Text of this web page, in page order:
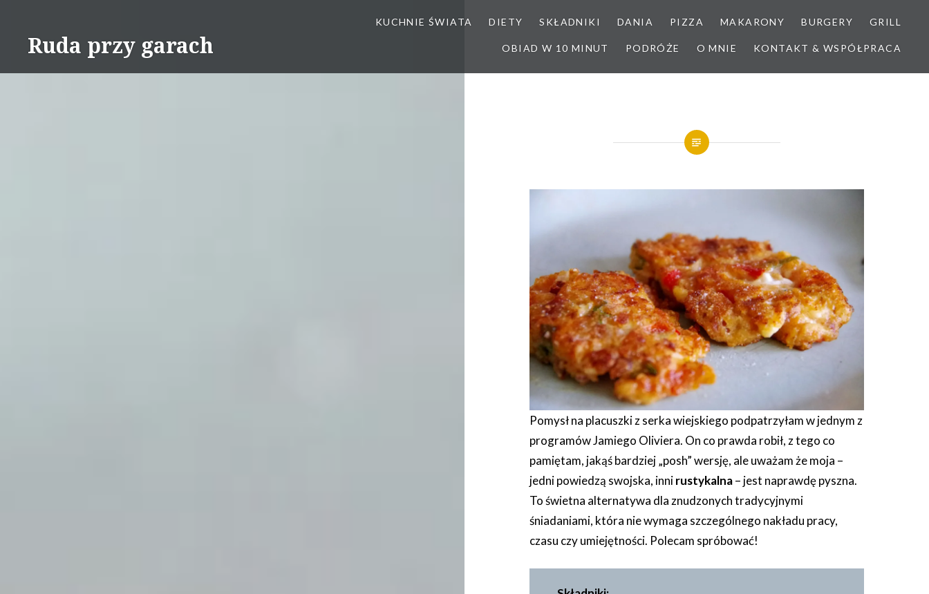
contentRuda przy garach
KUCHNIE ŚWIATA DIETY SKŁADNIKI DANIA PIZZA MAKARONY BURGERY GRILL
OBIAD W 10 MINUT PODRÓŻE O MNIE KONTAKT & WSPÓŁPRACA
Pomysł na placuszki z serka wiejskiego podpatrzyłam w jednym z
programów Jamiego Oliviera. On co prawda robił, z tego co
pamiętam, jakąś bardziej „posh” wersję, ale uważam że moja –
jedni powiedzą swojska, innirustykalna– jest naprawdę pyszna.
To świetna alternatywa dla znudzonych tradycyjnymi
śniadaniami, która nie wymaga szczególnego nakładu pracy,
czasu czy umiejętności. Polecam spróbować!